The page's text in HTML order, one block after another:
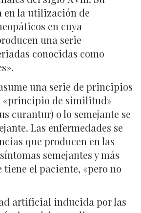
en la utilización de
en cuya
una serie
conocidas como
una serie de principios
«principio de similitud»
curantur) o lo semejante se
Las enfermedades se
que producen en las
semejantes y más
tiene el paciente, «pero no
artificial inducida por las